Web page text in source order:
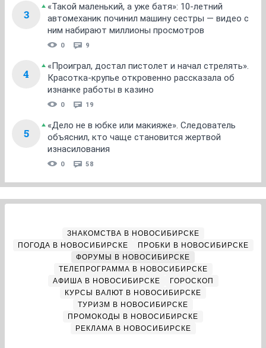
3
«Такой маленький, а уже батя»: 10-летний
автомеханик починил машину сестры — видео с
ним набирают миллионы просмотров
0 9
4
«Проиграл, достал пистолет и начал стрелять».
Красотка-крупье откровенно рассказала об
изнанке работы в казино
0 19
5
«Дело не в юбке или макияже». Следователь
объяснил, кто чаще становится жертвой
изнасилования
0 58
ЗНАКОМСТВА В НОВОСИБИРСКЕ
ПОГОДА В НОВОСИБИРСКЕ
ПРОБКИ В НОВОСИБИРСКЕ
ФОРУМЫ В НОВОСИБИРСКЕ
ТЕЛЕПРОГРАММА В НОВОСИБИРСКЕ
АФИША В НОВОСИБИРСКЕ
ГОРОСКОП
КУРСЫ ВАЛЮТ В НОВОСИБИРСКЕ
ТУРИЗМ В НОВОСИБИРСКЕ
ПРОМОКОДЫ В НОВОСИБИРСКЕ
РЕКЛАМА В НОВОСИБИРСКЕ